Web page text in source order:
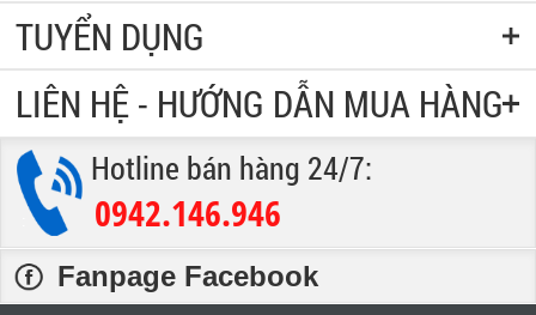
TUYỂN DỤNG
LIÊN HỆ - HƯỚNG DẪN MUA HÀNG
Hotline bán hàng 24/7:
0942.146.946
Fanpage Facebook